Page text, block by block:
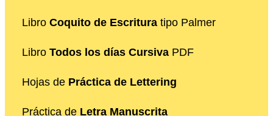
Libro Coquito de Escritura tipo Palmer
Libro Todos los días Cursiva PDF
Hojas de Práctica de Lettering
Práctica de Letra Manuscrita